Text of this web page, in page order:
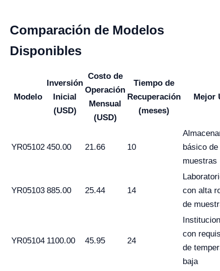
Comparación de Modelos
Disponibles
Modelo
Inversión
Inicial
(USD)
Costo de
Operación
Mensual
(USD)
Tiempo de
Recuperación
(meses)
Mejor
YR05102 450.00 21.66 10
básico de
muestras
YR05103 885.00 25.44 14
con alta
de
YR05104 1100.00 45.95 24
con
de
baja